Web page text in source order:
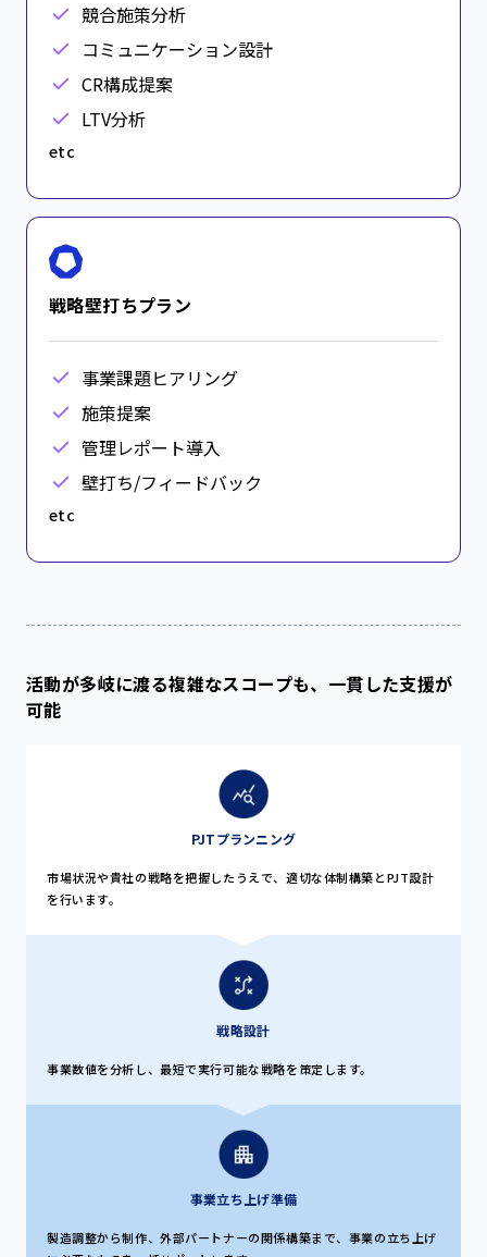
競合施策分析
コミュニケーション設計
CR構成提案
LTV分析
etc
戦略壁打ちプラン
事業課題ヒアリング
施策提案
管理レポート導入
壁打ち/フィードバック
etc
活動が多岐に渡る複雑なスコープも、一貫した支援が
可能
PJTプランニング
市場状況や貴社の戦略を把握したうえで、適切な体制構築とPJT設計
を行います。
戦略設計
事業数値を分析し、最短で実行可能な戦略を策定します。
事業立ち上げ準備
製造調整から制作、外部パートナーの関係構築まで、事業の立ち上げ